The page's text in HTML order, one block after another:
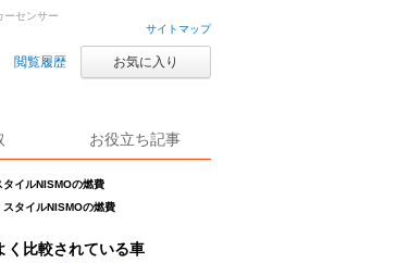
サイトマップ
閲覧履歴 お気に入り
お役立ち記事
イルNISMOの燃費
タイルNISMOの燃費
ーセンサー
く比較されている車